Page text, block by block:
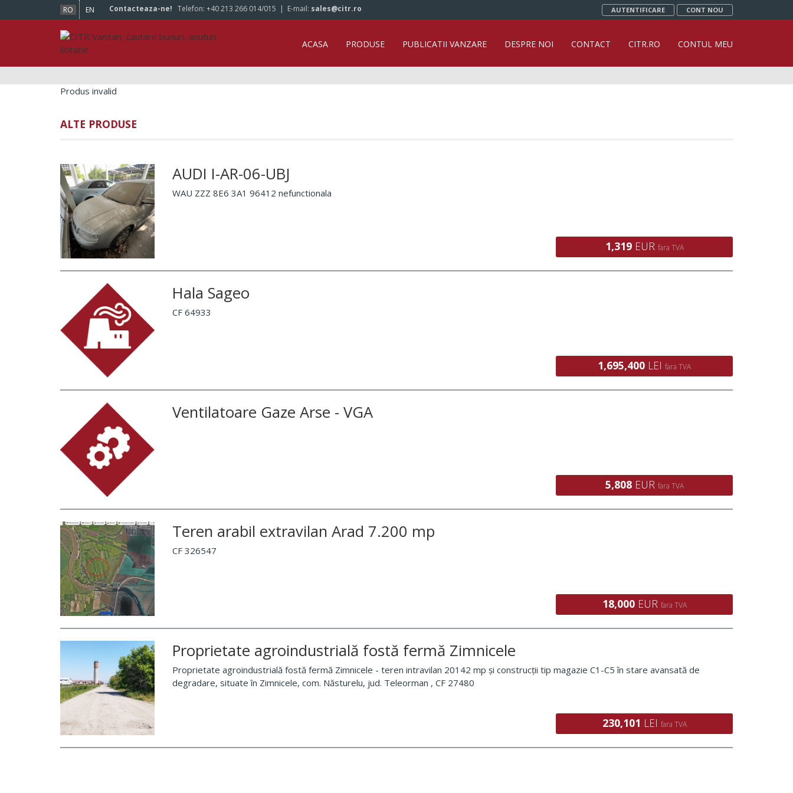
RO EN Contacteaza-ne! Telefon: +40 213 266 014/015 | E-mail: sales@citr.ro AUTENTIFICARE CONT NOU
ACASA PRODUSE PUBLICATII VANZARE DESPRE NOI CONTACT CITR.RO CONTUL MEU
Produs invalid
ALTE PRODUSE
AUDI I-AR-06-UBJ
WAU ZZZ 8E6 3A1 96412 nefunctionala
1,319 EUR fara TVA
Hala Sageo
CF 64933
1,695,400 LEI fara TVA
Ventilatoare Gaze Arse - VGA
5,808 EUR fara TVA
Teren arabil extravilan Arad 7.200 mp
CF 326547
18,000 EUR fara TVA
Proprietate agroindustrială fostă fermă Zimnicele
Proprietate agroindustrială fostă fermă Zimnicele - teren intravilan 20142 mp și construcții tip magazie C1-C5 în stare avansată de
degradare, situate în Zimnicele, com. Năsturelu, jud. Teleorman , CF 27480
230,101 LEI fara TVA